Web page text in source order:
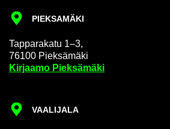
PIEK­SA­MÄ­KI
Tap­pa­ra­ka­tu 1–3,
76100 Piek­sä­mä­ki
Kir­jaa­mo Piek­sä­mä­ki
VAA­LI­JA­LA